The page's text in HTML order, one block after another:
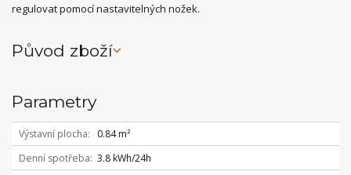
regulovat pomocí nastavitelných nožek.
Původ zboží
Parametry
Výstavní plocha
0.84 m²
Denní spotřeba 3.8 kWh/24h